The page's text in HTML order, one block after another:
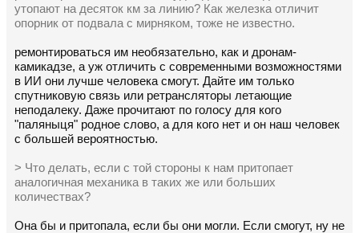
утопают на десяток км за линию? Как железка отличит
опорник от подвала с мирняком, тоже не известно.
ремонтироваться им необязательно, как и дронам-
камикадзе, а уж отличить с современными возможностями
в ИИ они лучше человека смогут. Дайте им только
спутниковую связь или ретрансляторы летающие
неподалеку. Даже прочитают по голосу для кого
"паляныця" родное слово, а для кого нет и он наш человек
с большей вероятностью.
> Что делать, если с той стороны к нам притопает
аналогичная механика в таких же или больших
количествах?
Она бы и притопала, если бы они могли. Если смогут, ну не